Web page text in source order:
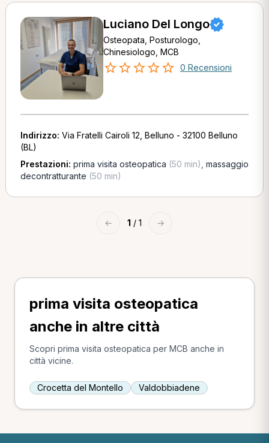
Luciano Del Longo
Osteopata, Posturologo,
Chinesiologo, MCB
0 Recensioni
Indirizzo: Via Fratelli Cairoli 12, Belluno - 32100 Belluno
(BL)
Prestazioni: prima visita osteopatica (50 min) massaggio
decontratturante (50 min)
← 1 / 1 →
prima visita osteopatica
anche in altre città
Scopri prima visita osteopatica per MCB anche in
città vicine.
Crocetta del Montello Valdobbiadene